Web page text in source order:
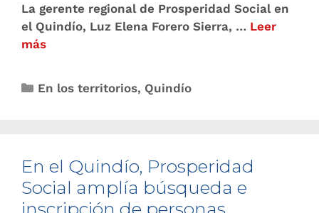
La gerente regional de Prosperidad Social en
el Quindío, Luz Elena Forero Sierra, … Leer
más
En los territorios, Quindío
En el Quindío, Prosperidad
Social amplía búsqueda e